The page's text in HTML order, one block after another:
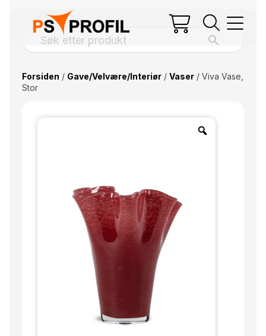
Forsiden / Gave/Velvære/Interiør/ Vaser/ Viva Vase,
Stor